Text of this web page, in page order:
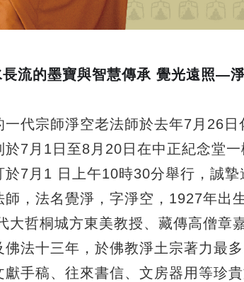
長流的墨寶與智慧傳承 覺光遠照—
一代宗師淨空老法師於去年7 月 26
於7 月 1 日至8 月 20 日在中正紀念堂一
於7 月 1 日上午10時30分舉行，誠摯
，法名覺淨，字淨空， 1927年出
大哲桐城方東美教授、藏傳高僧章
法十三年，於佛教淨土宗著力最
獻手稿、往來書信、文房器用等珍